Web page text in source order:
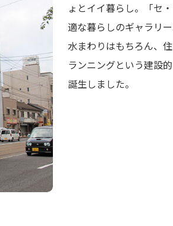
ょとイイ暮らし。「セ
適な暮らしのギャラリー
水まわりはもちろん、
ランニングという建設
誕生しました。